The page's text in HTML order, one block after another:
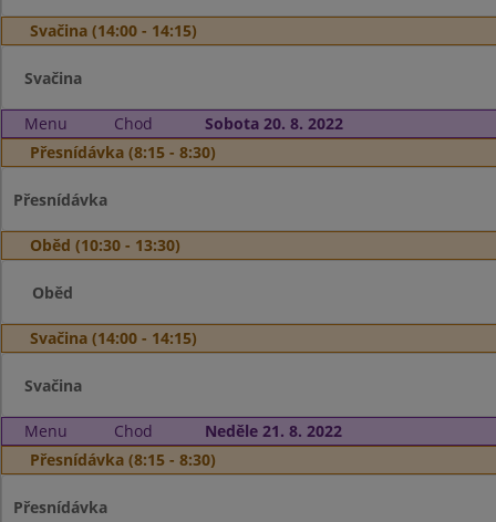
Svačina (14:00 - 14:15)
Svačina
Menu Chod
Sobota 20. 8. 2022
Přesnídávka (8:15 - 8:30)
Přesnídávka
Oběd (10:30 - 13:30)
Oběd
Svačina (14:00 - 14:15)
Svačina
Menu Chod
Neděle 21. 8. 2022
Přesnídávka (8:15 - 8:30)
Přesnídávka